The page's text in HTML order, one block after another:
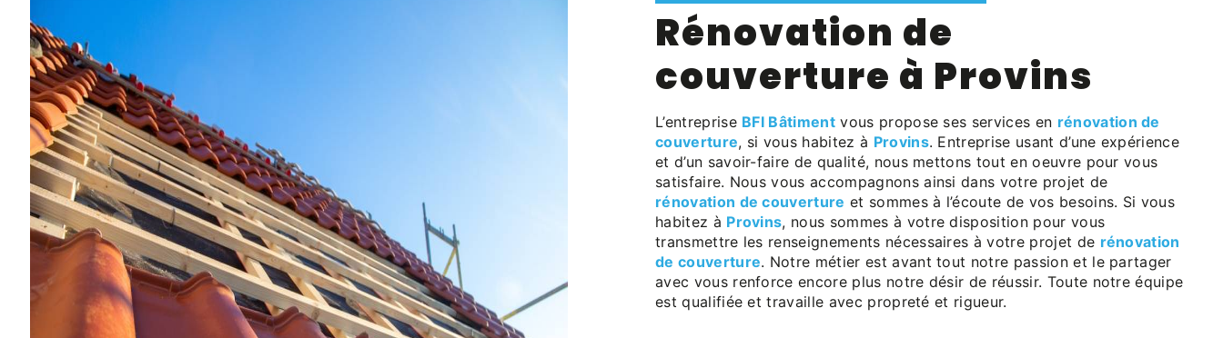
rénovation de
couverture à Provins
L’entreprise BFI Bâtiment vous propose ses services en rénovation de
couverture, si vous habitez à Provins. Entreprise usant d’une expérience
et d’un savoir-faire de qualité, nous mettons tout en oeuvre pour vous
satisfaire. Nous vous accompagnons ainsi dans votre projet de
rénovation de couverture et sommes à l’écoute de vos besoins. Si vous
habitez à Provins, nous sommes à votre disposition pour vous
transmettre les renseignements nécessaires à votre projet de rénovation
de couverture. Notre métier est avant tout notre passion et le partager
avec vous renforce encore plus notre désir de réussir. Toute notre équipe
est qualifiée et travaille avec propreté et rigueur.